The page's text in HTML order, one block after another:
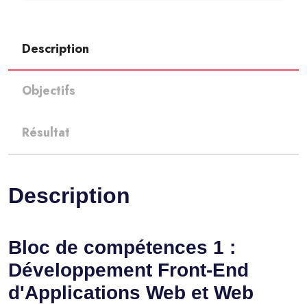
Description
Objectifs
Résultat
Description
Bloc de compétences 1 :
Développement Front-End
d'Applications Web et Web